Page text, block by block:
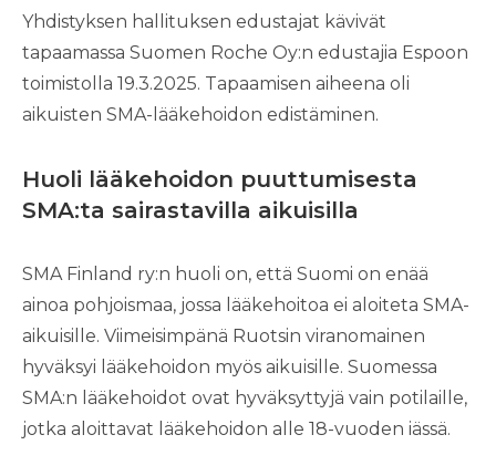
Yhdistyksen hallituksen edustajat kävivät
tapaamassa Suomen Roche Oy:n edustajia Espoon
toimistolla 19.3.2025. Tapaamisen aiheena oli
aikuisten SMA-lääkehoidon edistäminen.
Huoli lääkehoidon puuttumisesta
SMA:ta sairastavilla aikuisilla
SMA Finland ry:n huoli on, että Suomi on enää
ainoa pohjoismaa, jossa lääkehoitoa ei aloiteta SMA-
aikuisille. Viimeisimpänä Ruotsin viranomainen
hyväksyi lääkehoidon myös aikuisille. Suomessa
SMA:n lääkehoidot ovat hyväksyttyjä vain potilaille,
jotka aloittavat lääkehoidon alle 18-vuoden iässä.